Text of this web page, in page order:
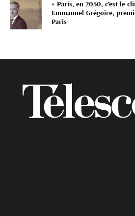
« Paris, en 2050, c’est le
Emmanuel Grégoire,
Paris